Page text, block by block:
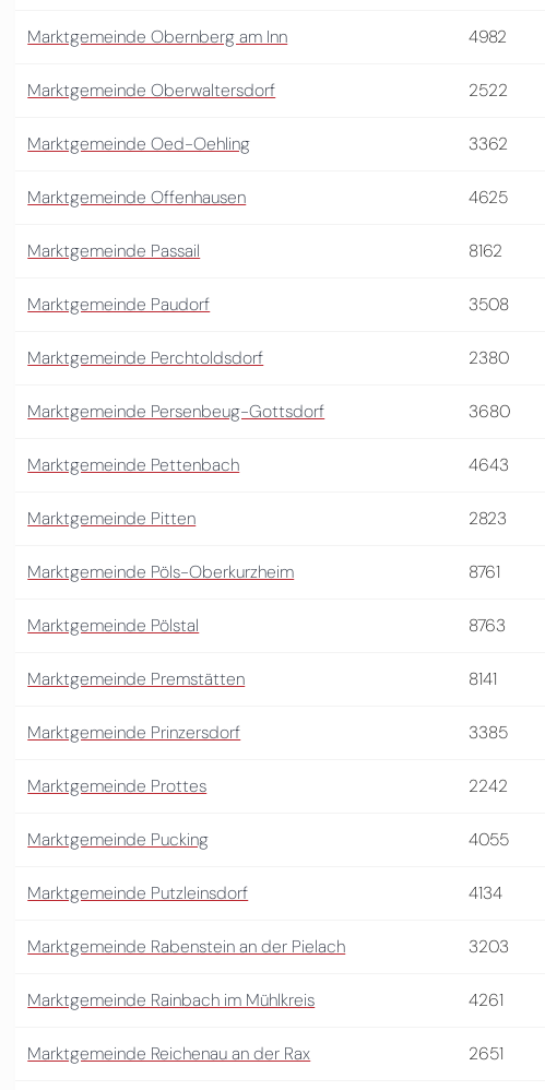
Marktgemeinde Obernberg am Inn 4982
Marktgemeinde Oberwaltersdorf 2522
Marktgemeinde Oed-Oehling 3362
Marktgemeinde Offenhausen 4625
Marktgemeinde Passail 8162
Marktgemeinde Paudorf 3508
Marktgemeinde Perchtoldsdorf 2380
Marktgemeinde Persenbeug-Gottsdorf 3680
Marktgemeinde Pettenbach 4643
Marktgemeinde Pitten 2823
Marktgemeinde Pöls-Oberkurzheim 8761
Marktgemeinde Pölstal 8763
Marktgemeinde Premstätten 8141
Marktgemeinde Prinzersdorf 3385
Marktgemeinde Prottes 2242
Marktgemeinde Pucking 4055
Marktgemeinde Putzleinsdorf 4134
Marktgemeinde Rabenstein an der Pielach 3203
Marktgemeinde Rainbach im Mühlkreis 4261
Marktgemeinde Reichenau an der Rax 2651